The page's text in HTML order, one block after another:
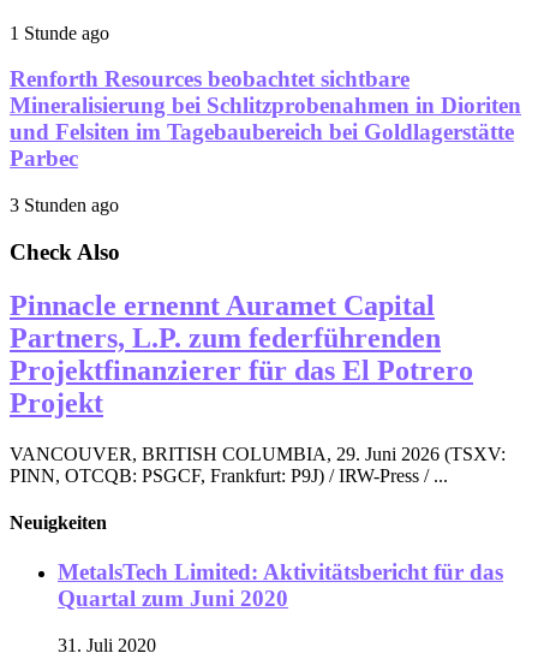
1 Stunde ago
Renforth Resources beobachtet sichtbare
Mineralisierung bei Schlitzprobenahmen in Dioriten
und Felsiten im Tagebaubereich bei Goldlagerstätte
Parbec
3 Stunden ago
Check Also
Pinnacle ernennt Auramet Capital
Partners, L.P. zum federführenden
Projektfinanzierer für das El Potrero
Projekt
VANCOUVER, BRITISH COLUMBIA, 29. Juni 2026 (TSXV:
PINN, OTCQB: PSGCF, Frankfurt: P9J) / IRW-Press / ...
Neuigkeiten
MetalsTech Limited: Aktivitätsbericht für das
Quartal zum Juni 2020
31. Juli 2020